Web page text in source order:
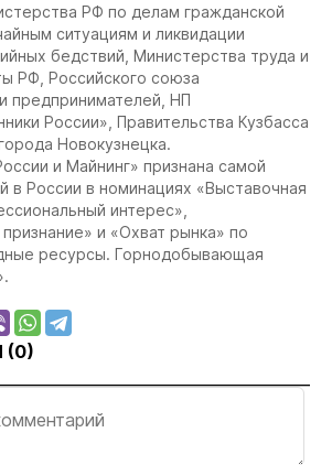
РФ по делам гражданской
ситуациям и ликвидации
бедствий, Министерства труда и
РФ, Российского союза
предпринимателей, НП
России», Правительства Кузбасса
Новокузнецка.
и Майнинг» признана самой
в России в номинациях «Выставочная
интерес»,
и «Охват рынка» по
ресурсы. Горнодобывающая
(0)